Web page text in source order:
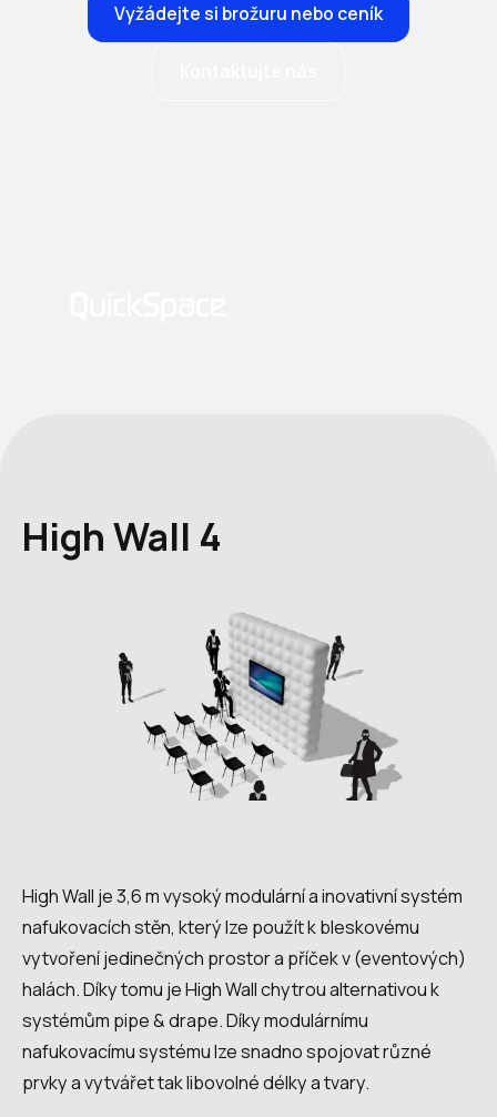
Vyžádejte si brožuru nebo ceník
High Wall 4
High Wall je 3,6 m vysoký modulární a inovativní systém
nafukovacích stěn, který lze použít k bleskovému
vytvoření jedinečných prostor a příček v (eventových)
halách. Díky tomu je High Wall chytrou alternativou k
systémům pipe & drape. Díky modulárnímu
nafukovacímu systému lze snadno spojovat různé
prvky a vytvářet tak libovolné délky a tvary.